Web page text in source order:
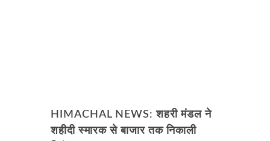
HIMACHAL NEWS: शहरी मंडल ने
शहीदी स्मारक से बाजार तक निकाली